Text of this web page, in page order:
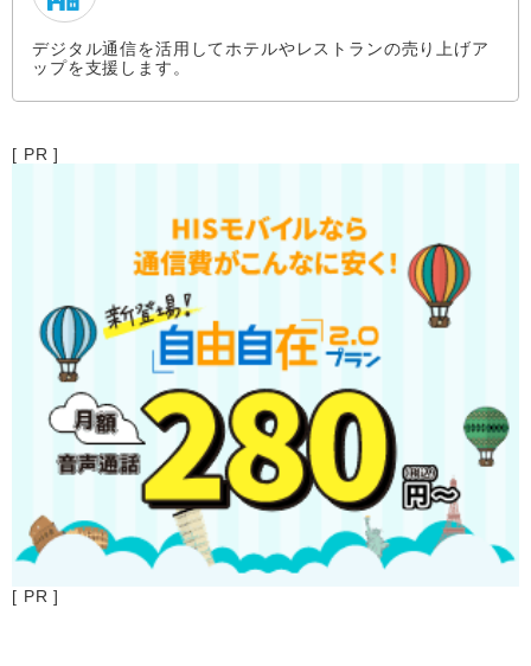
デジタル通信を活用してホテルやレストランの売り上げア
ップを支援します。
[ PR ]
[ PR ]